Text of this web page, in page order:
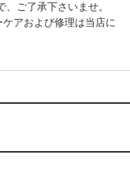
ご了承下さいませ。
アおよび修理は当店に